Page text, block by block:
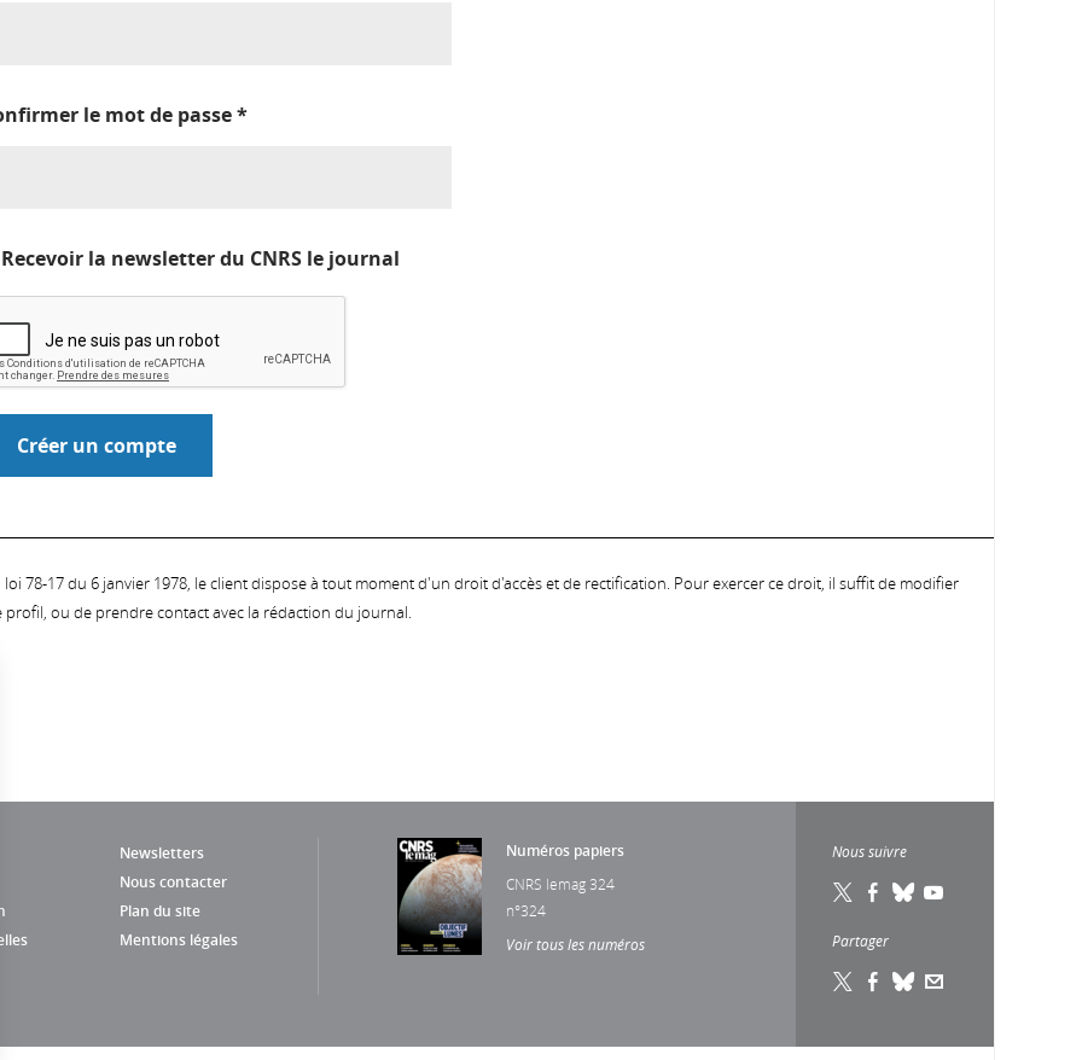
le mot de passe*
Recevoir la newsletter du CNRS le journal
78-17 du 6 janvier 1978, le client dispose à tout moment d'un droit d'accès et de rectification. Pour exercer ce droit, il suffit de modifier
ou de prendre contact avec la rédaction du journal.
Newsletters
Nous contacter
Plan du site
Mentions légales
Numéros papiers
CNRS lemag 324
n°324
Voir tous les numéros
Nous suivre
Partager